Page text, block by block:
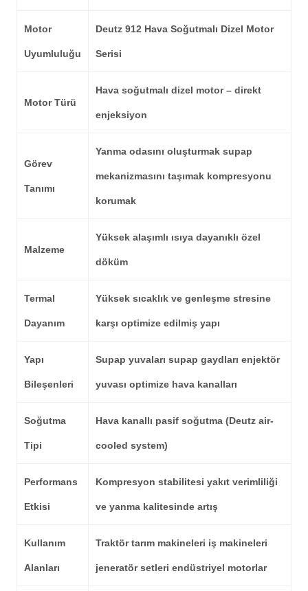
Motor
Uyumluluğu
Deutz 912 Hava Soğutmalı Dizel Motor
Serisi
Motor Türü
Hava soğutmalı dizel motor – direkt
enjeksiyon
Görev
Tanımı
Yanma odasını oluşturmak supap
mekanizmasını taşımak kompresyonu
korumak
Malzeme
Yüksek alaşımlı ısıya dayanıklı özel
döküm
Termal
Dayanım
Yüksek sıcaklık ve genleşme stresine
karşı optimize edilmiş yapı
Yapı
Bileşenleri
Supap yuvaları supap gaydları enjektör
yuvası optimize hava kanalları
Soğutma
Tipi
Hava kanallı pasif soğutma (Deutz air-
cooled system)
Performans
Etkisi
Kompresyon stabilitesi yakıt verimliliği
ve yanma kalitesinde artış
Kullanım
Alanları
Traktör tarım makineleri iş makineleri
jeneratör setleri endüstriyel motorlar